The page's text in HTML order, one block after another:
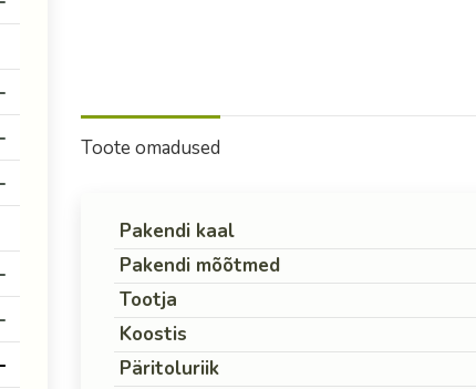
Toote omadused
Pakendi kaal
Pakendi mõõtmed
Tootja
Koostis
Päritoluriik